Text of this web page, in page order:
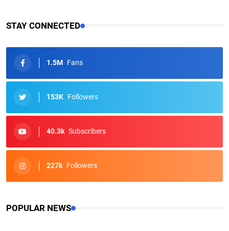
STAY CONNECTED
1.5M Fans
153K Followers
40.3k Subscribers
227k Followers
POPULAR NEWS